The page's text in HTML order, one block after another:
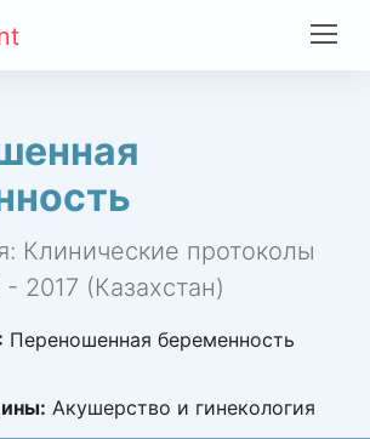
Клинические протоколы
2017 (Казахстан)
Переношенная беременность
Акушерство и гинекология